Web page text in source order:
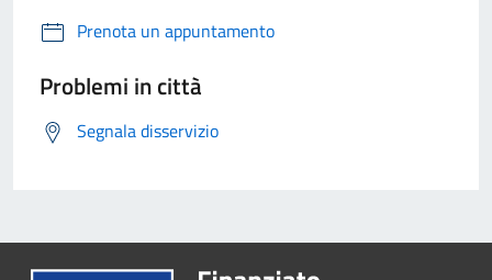
Prenota un appuntamento
Problemi in città
Segnala disservizio